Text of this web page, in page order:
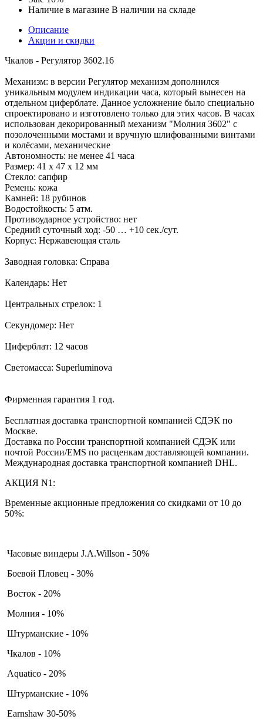
Наличие в магазине В наличии на складе
Описание
Акции и скидки
Чкалов - Регулятор 3602.16
Механизм: в версии Регулятор механизм дополнился
уникальным модулем индикации часа, который вынесен на
отдельном циферблате. Данное усложнение было специально
спроектировано и изготовлено только для этих часов. В часах
использован декорированный механизм "Молния 3602" с
позолоченными мостами и вручную шлифованными винтами
и колёсами, механические
Автономность: не менее 41 часа
Размер: 41 х 47 х 12 мм
Стекло: сапфир
Ремень: кожа
Камней: 18 рубинов
Водостойкость: 5 атм.
Противоударное устройство: нет
Средний суточный ход: -50 … +10 сек./сут.
Корпус: Нержавеющая сталь
Заводная головка: Справа
Календарь: Нет
Центральных стрелок: 1
Секундомер: Нет
Циферблат: 12 часов
Светомасса: Superluminova
Фирменная гарантия 1 год.
Бесплатная доставка транспортной компанией СДЭК по
Москве.
Доставка по России транспортной компанией СДЭК или
почтой России/EMS по расценкам доставляющей компании.
Международная доставка транспортной компанией DHL.
АКЦИЯ N1:
Временные акционные предложения со скидками от 10 до
50%:
Часовые виндеры J.A.Willson - 50%
Боевой Пловец - 30%
Восток - 20%
Молния - 10%
Штурманские - 10%
Чкалов - 10%
Aquatico - 20%
Штурманские - 10%
Earnshaw 30-50%